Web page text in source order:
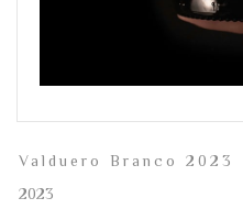
Valduero Branco 2023
2023